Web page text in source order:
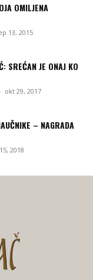
OMILJENA
13, 2015
SREĆAN JE ONAJ KO
- okt 29, 2017
– NAGRADA
2018